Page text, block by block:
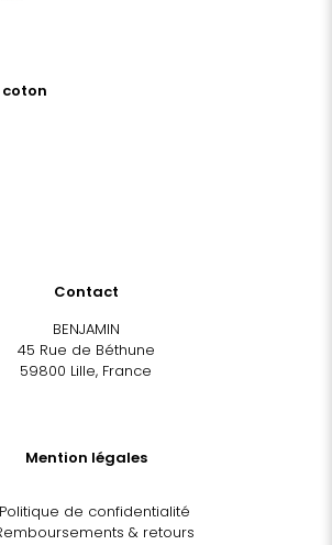
Contact
BENJAMIN
45 Rue de Béthune
59800 Lille, France
Mention légales
Politique de confidentialité
& retours